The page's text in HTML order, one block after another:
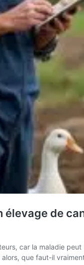
de
car la maladie
que faut-il